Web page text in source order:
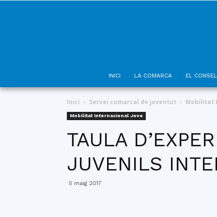
INICI LA COMARCA EL
Inici Servei comarcal de joventut Mobilitat
Mobilitat Internacional Jove
TAULA
JUVENILS
5 maig 2017